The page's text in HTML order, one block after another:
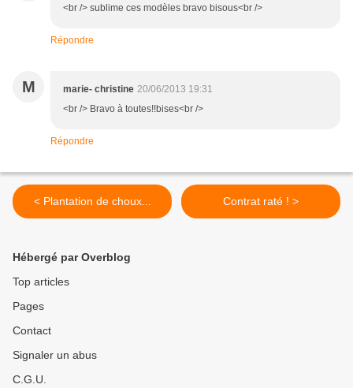
<br /> sublime ces modèles bravo bisous<br />
Répondre
M marie- christine 20/06/2013 19:31
<br /> Bravo à toutes!!bises<br />
Répondre
< Plantation de choux... Contrat raté ! >
Hébergé par Overblog
Top articles
Pages
Contact
Signaler un abus
C.G.U.